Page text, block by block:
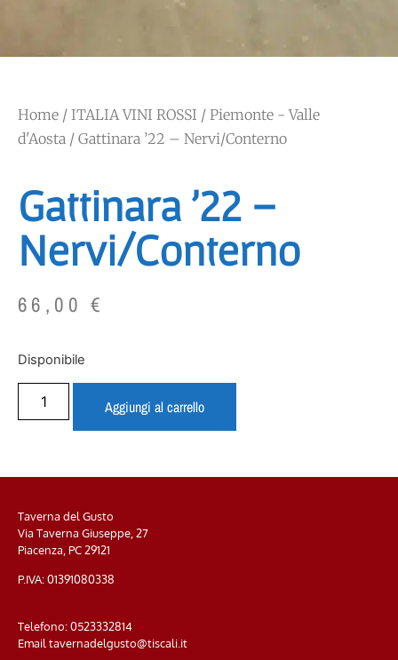
Home / ITALIA VINI ROSSI / Piemonte - Valle
d'Aosta / Gattinara ’22 – Nervi/Conterno
Gattinara ’22 –
Nervi/Conterno
66,00€
Disponibile
Aggiungi al carrello
Taverna del Gusto
Via Taverna Giuseppe, 27
Piacenza, PC29121
P.IVA: 01391080338
Telefono:0523332814
Emailtavernadelgusto@tiscali.it